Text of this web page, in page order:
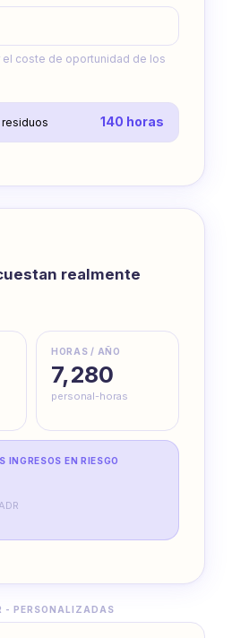
el coste de oportunidad de los
140 horas
realmente
HORAS / AÑO
7,280
personal-horas
INGRESOS EN RIESGO
- PERSONALIZADAS